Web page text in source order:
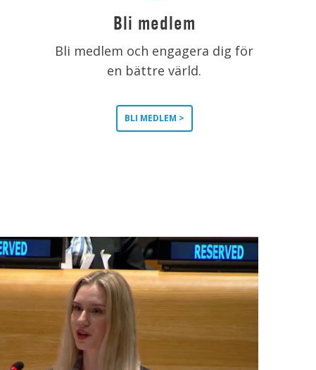
Bli medlem
Bli medlem och engagera dig för
en bättre värld.
BLI MEDLEM >